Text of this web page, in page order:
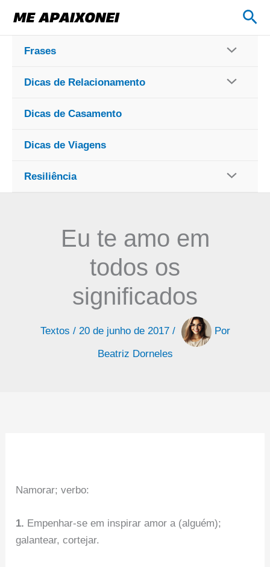
para
conteúdo
Frases
Dicas de Relacionamento
Dicas de Casamento
Dicas de Viagens
Resiliência
Eu te amo em
todos os
significados
Textos / 20 de junho de 2017 /
Por
Beatriz Dorneles
Namorar; verbo:
1. Empenhar-se em inspirar amor a (alguém);
galantear, cortejar.